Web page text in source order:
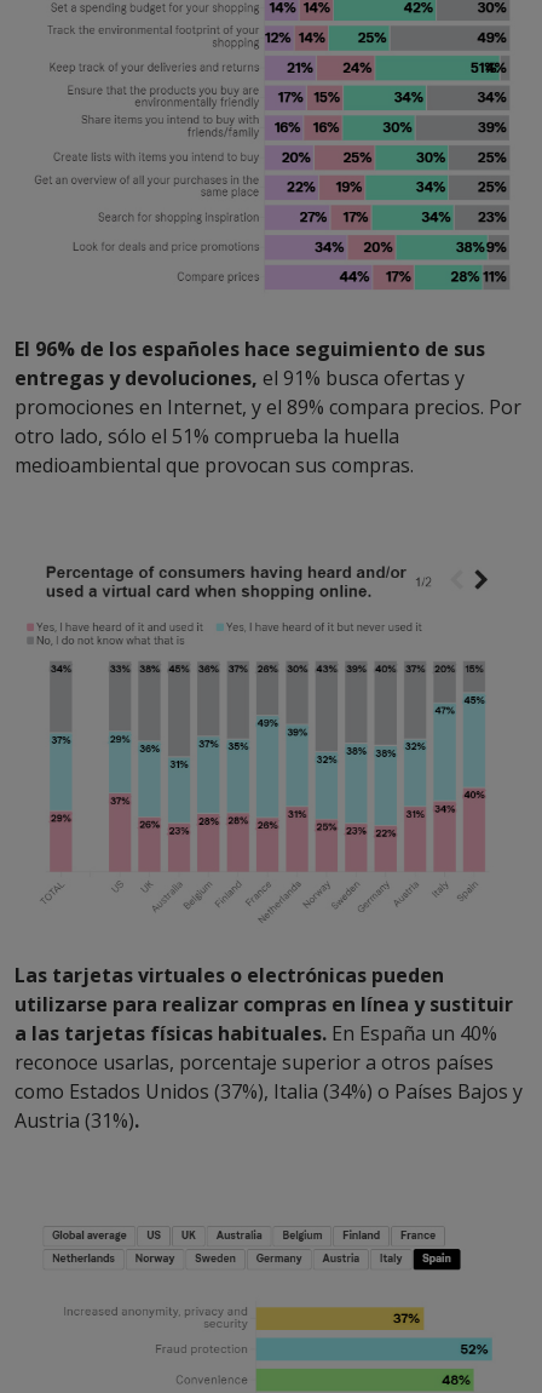
El 96% de los españoles hace seguimiento de sus
entregas y devoluciones, el 91% busca ofertas y
promociones en Internet, y el 89% compara precios. Por
otro lado, sólo el 51% comprueba la huella
medioambiental que provocan sus compras.
Las tarjetas virtuales o electrónicas pueden
utilizarse para realizar compras en línea y sustituir
a las tarjetas físicas habituales. En España un 40%
reconoce usarlas, porcentaje superior a otros países
como Estados Unidos (37%), Italia (34%) o Países Bajos y
Austria (31%).